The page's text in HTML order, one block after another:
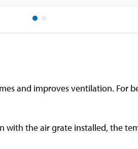
and improves ventilation. For
with the air grate installed, the